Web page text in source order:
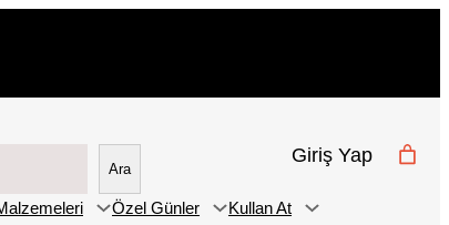
Ara
Giriş Yap
Özel Günler Kullan At